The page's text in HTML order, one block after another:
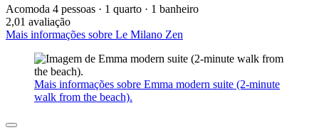
Acomoda 4 pessoas · 1 quarto · 1 banheiro
2,01 avaliação
Mais informações sobre Le Milano Zen
Mais informações sobre Emma modern suite (2-minute
walk from the beach).